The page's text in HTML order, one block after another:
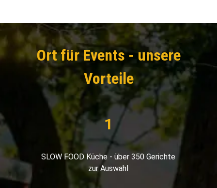
Ort für Events - unsere
Vorteile
SLOW FOOD Küche - über 350 Gerichte
zur Auswahl